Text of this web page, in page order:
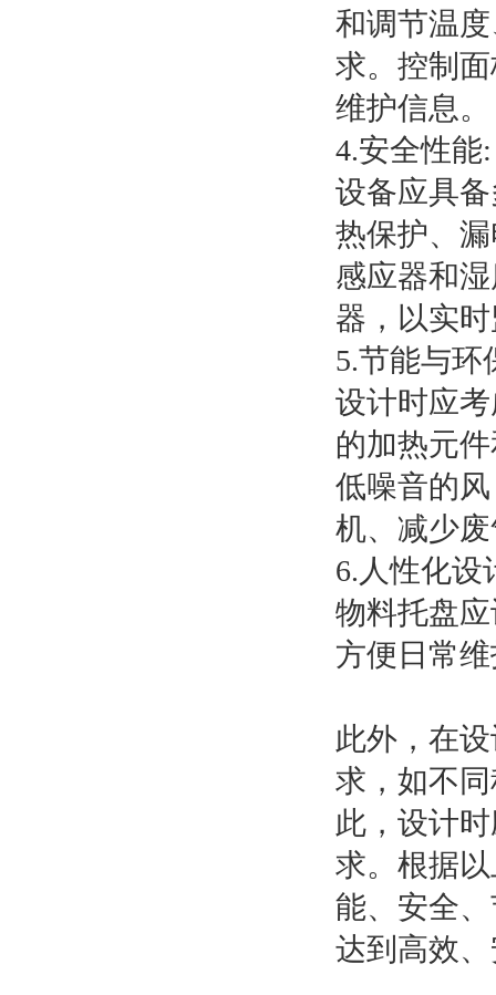
和调节温
求。控制
维护信息。
4.安全性能:
设备应具
热保护、
感应器和
器，以实
5.节能与环
设计时应
的加热元
低噪音的风
机、减少
6.人性化设
物料托盘
方便日常
此外，在
求，如不
此，设计
求。根据
能、安全
达到高效